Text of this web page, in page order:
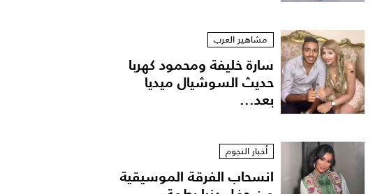
ديانا هشام مع خطيبها مشاهير العرب
سارة خليفة ومحمود كهربا
حديث السوشيال ميديا
بعد...
أخبار النجوم
انسحاب الفرقة الموسيقية